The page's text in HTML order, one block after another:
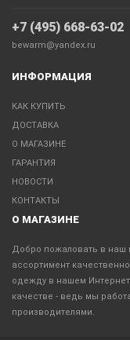
+7 (495) 668-63-02
bewarm@yandex.ru
ИНФОРМАЦИЯ
КАК КУПИТЬ
ДОСТАВКА
О МАГАЗИНЕ
ГАРАНТИЯ
НОВОСТИ
КОНТАКТЫ
О МАГАЗИНЕ
Добро пожаловать в наш
ассортимент
одежду в нашем
качестве - ведь мы
производителями.